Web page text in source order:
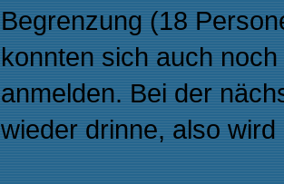
Begrenzung (18
konnten sich auch
anmelden. Bei der
wieder drinne, also